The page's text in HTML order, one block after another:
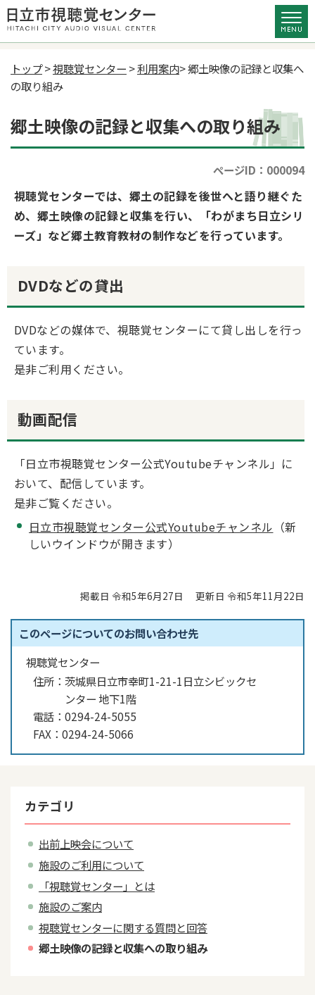
トップ>視聴覚センター >利用案内> 郷土映像の記録と収集へ
の取り組み
郷土映像の記録と収集への取り組み
ページID：000094
視聴覚センターでは、郷土の記録を後世へと語り継ぐた
め、郷土映像の記録と収集を行い、
「わがまち日立シリ
ーズ」など郷土教育教材の制作などを行っています。
DVDなどの貸出
DVDなどの媒体で、視聴覚センターにて貸し出しを行っ
ています。
是非ご利用ください。
動画配信
「日立市視聴覚センター公式Youtubeチャンネル」に
おいて、配信しています。
是非ご覧ください。
日立市視聴覚センター公式Youtubeチャンネル （新
しいウインドウが開きます）
掲載日 令和5年6月27日 更新日 令和5年11月22日
このページについてのお問い合わせ先
視聴覚センター
住所： 茨城県日立市幸町1-21-1日立シビックセ
ンター 地下1階
電話： 0294-24-5055
FAX： 0294-24-5066
カテゴリ
出前上映会について
施設のご利用について
「視聴覚センター」とは
施設のご案内
視聴覚センターに関する質問と回答
郷土映像の記録と収集への取り組み